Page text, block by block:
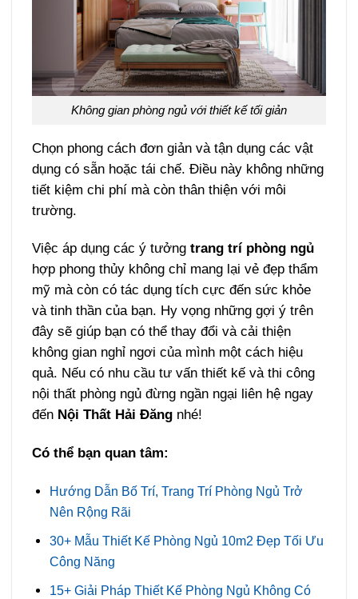
Không gian phòng ngủ với thiết kế tối giản
Chọn phong cách đơn giản và tận dụng các vật
dụng có sẵn hoặc tái chế. Điều này không những
tiết kiệm chi phí mà còn thân thiện với môi
trường.
Việc áp dụng các ý tưởngtrang trí phòng ngủ
hợp phong thủy không chỉ mang lại vẻ đẹp thẩm
mỹ mà còn có tác dụng tích cực đến sức khỏe
và tinh thần của bạn. Hy vọng những gợi ý trên
đây sẽ giúp bạn có thể thay đổi và cải thiện
không gian nghỉ ngơi của mình một cách hiệu
quả. Nếu có nhu cầu tư vấn thiết kế và thi công
nội thất phòng ngủ đừng ngần ngại liên hệ ngay
đến Nội Thất Hải Đăng nhé!
Có thể bạn quan tâm:
Hướng Dẫn Bố Trí, Trang Trí Phòng Ngủ Trở
Nên Rộng Rãi
30+ Mẫu Thiết Kế Phòng Ngủ 10m2 Đẹp Tối Ưu
Công Năng
15+ Giải Pháp Thiết Kế Phòng Ngủ Không Có